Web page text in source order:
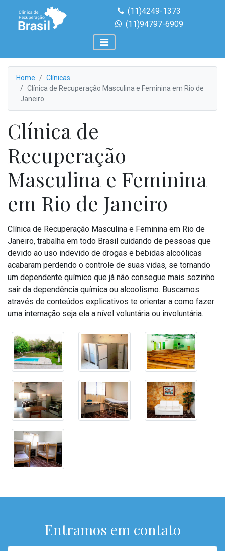
(11)4249-1373
(11)94797-6909
Home
Clínicas
Clínica de Recuperação Masculina e Feminina em Rio de
Janeiro
Clínica de
Recuperação
Masculina e Feminina
em Rio de Janeiro
Clínica de Recuperação Masculina e Feminina em Rio de
Janeiro, trabalha em todo Brasil cuidando de pessoas que
devido ao uso indevido de drogas e bebidas alcoólicas
acabaram perdendo o controle de suas vidas, se tornando
um dependente químico que já não consegue mais sozinho
sair da dependência química ou alcoolismo. Buscamos
através de conteúdos explicativos te orientar a como fazer
uma internação seja ela a nível voluntária ou involuntária.
Entramos em contato